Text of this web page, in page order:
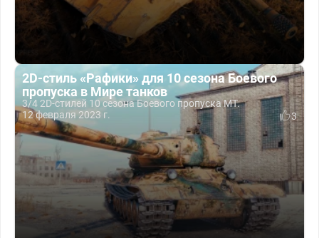
2D-стиль «Рафики» для 10 сезона Боевого
пропуска в Мире танков
3/4 2D-стилей 10 сезона Боевого пропуска МТ.
12 февраля 2023 г.
3